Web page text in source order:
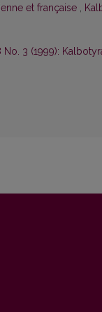
et française ,
3 (1999):